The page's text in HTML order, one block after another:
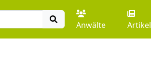
Anwälte Artikel